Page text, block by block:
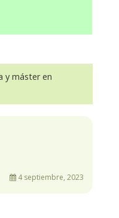
y máster en
4 septiembre, 2023